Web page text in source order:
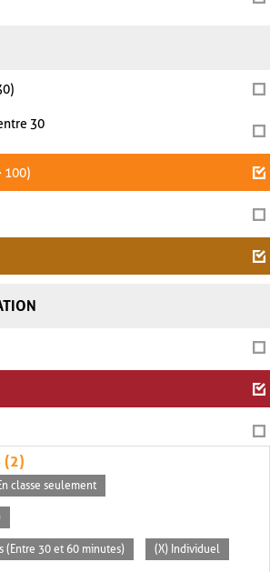
30
100)
(2)
classe seulement
(Entre 30 et 60 minutes) (X) Individuel